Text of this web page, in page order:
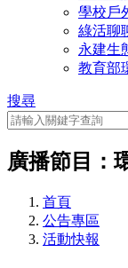
學校戶
綠活聊
永建生
教育部
搜尋
廣播節目：
首頁
公告專區
活動快報